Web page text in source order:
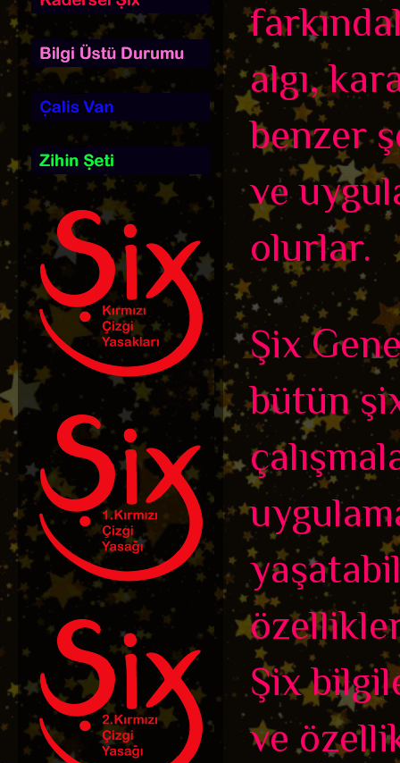
algı,
benzer
ve
olurlar.
Şix
bütün
Şix
ve